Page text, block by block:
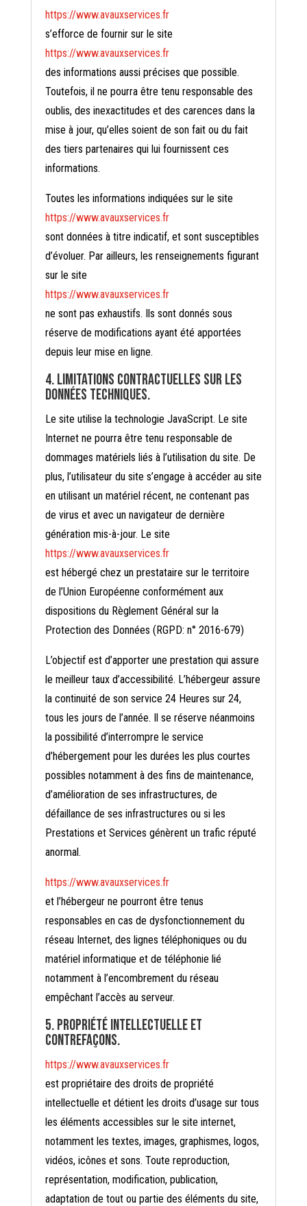
https://www.avauxservices.fr
s’efforce de fournir sur le site
https://www.avauxservices.fr
des informations aussi précises que possible.
Toutefois, il ne pourra être tenu responsable des
oublis, des inexactitudes et des carences dans la
mise à jour, qu’elles soient de son fait ou du fait
des tiers partenaires qui lui fournissent ces
informations.
Toutes les informations indiquées sur le site
https://www.avauxservices.fr
sont données à titre indicatif, et sont susceptibles
d’évoluer. Par ailleurs, les renseignements figurant
sur le site
https://www.avauxservices.fr
ne sont pas exhaustifs. Ils sont donnés sous
réserve de modifications ayant été apportées
depuis leur mise en ligne.
4. Limitations contractuelles sur les
données techniques.
Le site utilise la technologie JavaScript. Le site
Internet ne pourra être tenu responsable de
dommages matériels liés à l’utilisation du site. De
plus, l’utilisateur du site s’engage à accéder au site
en utilisant un matériel récent, ne contenant pas
de virus et avec un navigateur de dernière
génération mis-à-jour. Le site
https://www.avauxservices.fr
est hébergé chez un prestataire sur le territoire
de l’Union Européenne conformément aux
dispositions du Règlement Général sur la
Protection des Données (RGPD: n° 2016-679)
L’objectif est d’apporter une prestation qui assure
le meilleur taux d’accessibilité. L’hébergeur assure
la continuité de son service 24 Heures sur 24,
tous les jours de l’année. Il se réserve néanmoins
la possibilité d’interrompre le service
d’hébergement pour les durées les plus courtes
possibles notamment à des fins de maintenance,
d’amélioration de ses infrastructures, de
défaillance de ses infrastructures ou si les
Prestations et Services génèrent un trafic réputé
anormal.
https://www.avauxservices.fr
et l’hébergeur ne pourront être tenus
responsables en cas de dysfonctionnement du
réseau Internet, des lignes téléphoniques ou du
matériel informatique et de téléphonie lié
notamment à l’encombrement du réseau
empêchant l’accès au serveur.
5. Propriété intellectuelle et
contrefaçons.
https://www.avauxservices.fr
est propriétaire des droits de propriété
intellectuelle et détient les droits d’usage sur tous
les éléments accessibles sur le site internet,
notamment les textes, images, graphismes, logos,
vidéos, icônes et sons. Toute reproduction,
représentation, modification, publication,
adaptation de tout ou partie des éléments du site,